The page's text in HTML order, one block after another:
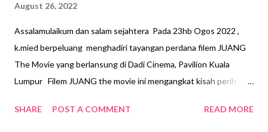
August 26, 2022
Assalamulaikum dan salam sejahtera Pada 23hb Ogos 2022 ,
k.mied berpeluang menghadiri tayangan perdana filem JUANG
The Movie yang berlansung di Dadi Cinema, Pavilion Kuala
Lumpur Filem JUANG the movie ini mengangkat kisah perih
polis, doktor, jururawat, tentera serta penghantar makanan
SHARE POST A COMMENT READ MORE